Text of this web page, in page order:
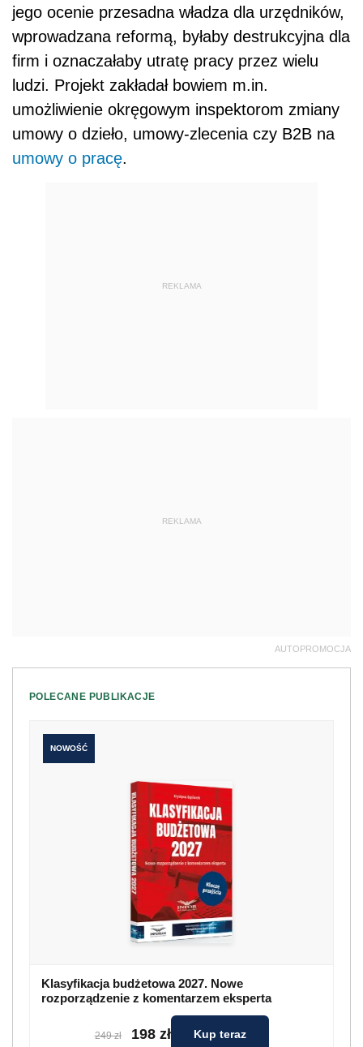
jego ocenie przesadna władza dla urzędników,
wprowadzana reformą, byłaby destrukcyjna dla
firm i oznaczałaby utratę pracy przez wielu
ludzi. Projekt zakładał bowiem m.in.
umożliwienie okręgowym inspektorom zmiany
umowy o dzieło, umowy-zlecenia czy B2B na
umowy o pracę.
REKLAMA
REKLAMA
AUTOPROMOCJA
POLECANE PUBLIKACJE
NOWOŚĆ
Klasyfikacja budżetowa 2027. Nowe
rozporządzenie z komentarzem eksperta
249 zł 198 zł Kup teraz